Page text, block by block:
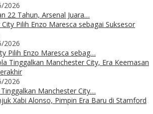
2026
22 Tahun, Arsenal Juara…
2026
Pilih Enzo Maresca sebag…
2026
Manchester City…